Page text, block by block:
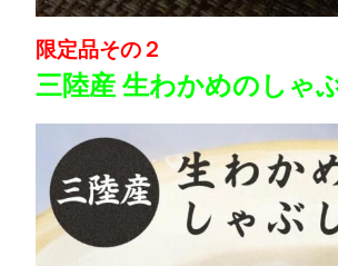
限定品その２
三陸産 生わかめのしゃ